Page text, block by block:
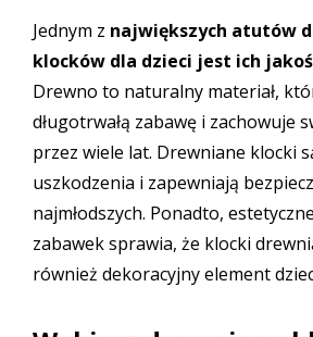
Jednym z największych atutów
klocków dla dzieci jest ich
Drewno to naturalny materiał,
długotrwałą zabawę i zachowuje
przez wiele lat. Drewniane klocki
uszkodzenia i zapewniają
najmłodszych. Ponadto,
zabawek sprawia, że klocki
również dekoracyjny element